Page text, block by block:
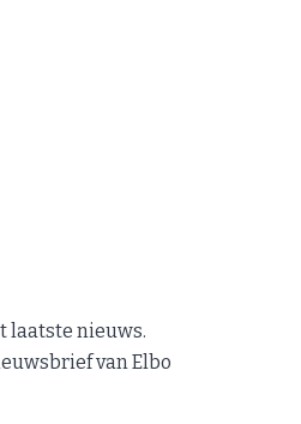
laatste nieuws.
van Elbo